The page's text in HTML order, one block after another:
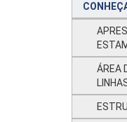
ÁREA